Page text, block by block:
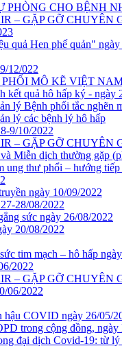
CHO BỆNH
– GẶP GỠ CHUYÊN
quả Hen phế quản"
12/022
MÔ KẼ VIỆT NAM
kết quả hô hấp ký - ngày
lý Bệnh phổi tắc nghẽn
lý các bệnh lý hô hấp
9/10/2022
– GẶP GỠ CHUYÊN
Miễn dịch thường gặp
ung thư phổi – hướng
ngày 10/09/2022
28/08/2022
sức ngày 26/08/2022
20/08/2022
tim mạch – hô hấp
2022
– GẶP GỠ CHUYÊN
06/2022
hậu COVID ngày 26/05/
trong cộng đồng, ngày
đại dịch Covid-19: từ lý